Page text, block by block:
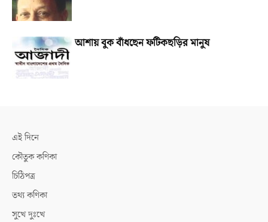
আশায় বুক বাঁধছেন ফটিকছড়ির মানুষ
এই দিনে
কৌতুক কণিকা
চিঠিপত্র
তথ্য কণিকা
সুখে দুঃখে